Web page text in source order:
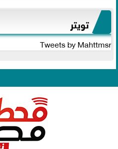
تويتر
Tweets by Mahttmsr